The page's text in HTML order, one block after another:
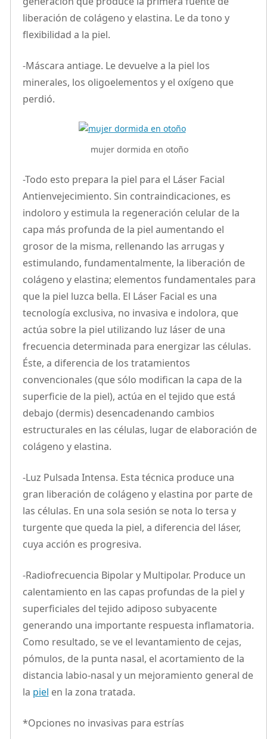
liberación de colágeno y elastina. Le da tono y
flexibilidad a la piel.
-Máscara antiage. Le devuelve a la piel los
minerales, los oligoelementos y el oxígeno que
perdió.
mujer dormida en otoño
-Todo esto prepara la piel para el Láser Facial
Antienvejecimiento. Sin contraindicaciones, es
indoloro y estimula la regeneración celular de la
capa más profunda de la piel aumentando el
grosor de la misma, rellenando las arrugas y
estimulando, fundamentalmente, la liberación de
colágeno y elastina; elementos fundamentales para
que la piel luzca bella. El Láser Facial es una
tecnología exclusiva, no invasiva e indolora, que
actúa sobre la piel utilizando luz láser de una
frecuencia determinada para energizar las células.
Éste, a diferencia de los tratamientos
convencionales (que sólo modifican la capa de la
superficie de la piel), actúa en el tejido que está
debajo (dermis) desencadenando cambios
estructurales en las células, lugar de elaboración de
colágeno y elastina.
-Luz Pulsada Intensa. Esta técnica produce una
gran liberación de colágeno y elastina por parte de
las células. En una sola sesión se nota lo tersa y
turgente que queda la piel, a diferencia del láser,
cuya acción es progresiva.
-Radiofrecuencia Bipolar y Multipolar. Produce un
calentamiento en las capas profundas de la piel y
superficiales del tejido adiposo subyacente
generando una importante respuesta inflamatoria.
Como resultado, se ve el levantamiento de cejas,
pómulos, de la punta nasal, el acortamiento de la
distancia labio-nasal y un mejoramiento general de
la piel en la zona tratada.
*Opciones no invasivas para estrías